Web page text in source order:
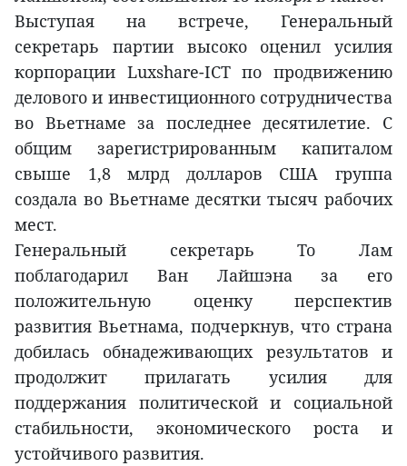
Выступая на встрече, Генеральный
секретарь партии высоко оценил усилия
корпорации Luxshare-ICT по продвижению
делового и инвестиционного сотрудничества
во Вьетнаме за последнее десятилетие. С
общим зарегистрированным капиталом
свыше 1,8 млрд долларов США группа
создала во Вьетнаме десятки тысяч рабочих
мест.
Генеральный секретарь То Лам
поблагодарил Ван Лайшэна за его
положительную оценку перспектив
развития Вьетнама, подчеркнув, что страна
добилась обнадеживающих результатов и
продолжит прилагать усилия для
поддержания политической и социальной
стабильности, экономического роста и
устойчивого развития.